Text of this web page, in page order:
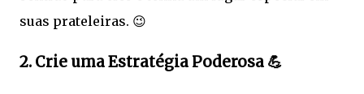
suas prateleiras. 😉
2. Crie uma Estratégia Poderosa 💪